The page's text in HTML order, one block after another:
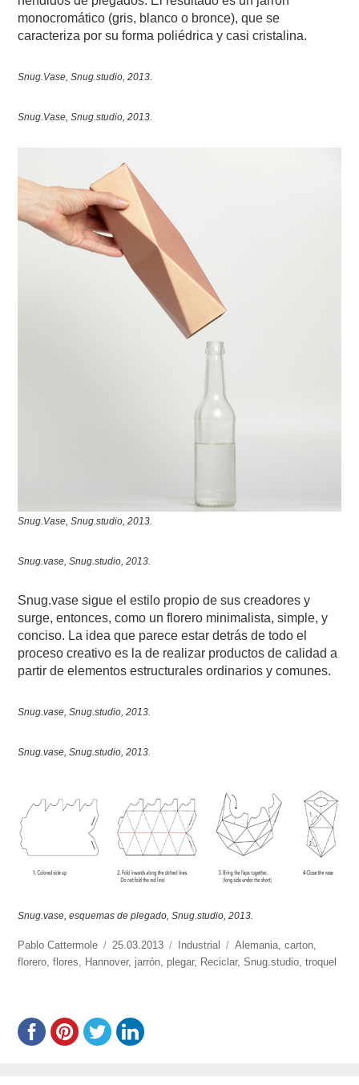
monocromático (gris, blanco o bronce), que se
caracteriza por su forma poliédrica y casi cristalina.
Snug.Vase, Snug.studio, 2013.
Snug.Vase, Snug.studio, 2013.
Snug.Vase, Snug.studio, 2013.
Snug.vase, Snug.studio, 2013.
Snug.vase sigue el estilo propio de sus creadores y
surge, entonces, como un florero minimalista, simple, y
conciso. La idea que parece estar detrás de todo el
proceso creativo es la de realizar productos de calidad a
partir de elementos estructurales ordinarios y comunes.
Snug.vase, Snug.studio, 2013.
Snug.vase, Snug.studio, 2013.
Snug.vase, esquemas de plegado, Snug.studio, 2013.
https://www.experimenta.es/author/Pablo%20Cattermole/
Pablo Cattermole
Publicado
el
25.03.2013 Categorías
Industrial Etiquetas
Alemania,carton,
florero,flores, Hannover, jarrón, plegar, Reciclar,Snug.studio,troquel